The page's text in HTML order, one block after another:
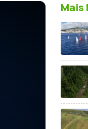
Mais